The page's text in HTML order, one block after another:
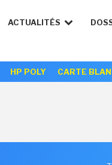
ACTUALITÉS
HP POLY CARTE